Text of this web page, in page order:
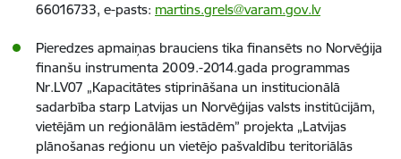
66016733, e-pasts: martins.grels@varam.gov.lv
Pieredzes apmaiņas brauciens tika finansēts no Norvēģija
finanšu instrumenta 2009.-2014.gada programmas
Nr.LV07 „Kapacitātes stiprināšana un institucionālā
sadarbība starp Latvijas un Norvēģijas valsts institūcijām,
vietējām un reģionālām iestādēm” projekta „Latvijas
plānošanas reģionu un vietējo pašvaldību teritoriālās